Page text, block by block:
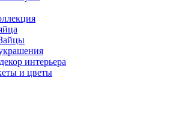
интерьера
и цветы